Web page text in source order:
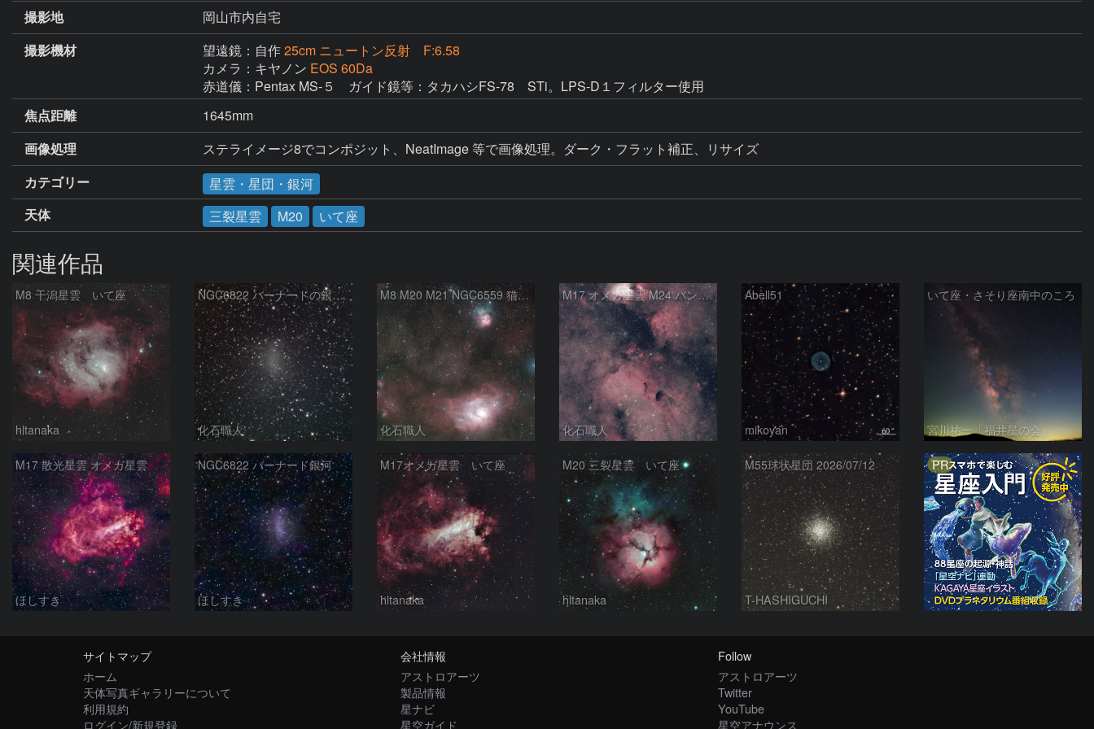
撮影地
岡山市内自宅
撮影機材
望遠鏡：自作25cm ニュートン反射 F:6.58
カメラ：キヤノン EOS 60Da
赤道儀：Pentax MS-５　ガイド鏡等：タカハシFS-78　STi。LPS-D１フィルター使用
焦点距離
1645mm
画像処理
ステライメージ8でコンポジット、NeatImage 等で画像処理。ダーク・フラット補正、リサイズ
カテゴリー
星雲・星団・銀河
天体
三裂星雲 M20 いて座
関連作品
M8 干潟星雲 いて座
hltanaka
NGC6822 バーナードの銀河 いて座
化石職人
M8 M20 M21 NGC6559 猫の手星雲 いて座
化石職人
M17 オメガ星雲 M24 バンビの横顔 いて座
化石職人
Abell51
mikoyan
いて座・さそり座南中のころ
宮川祐一「福井星の会」
M17 散光星雲 オメガ星雲
ほしすき
NGC6822 バーナード銀河
ほしすき
M17オメガ星雲 いて座
hltanaka
M20 三裂星雲 いて座
hltanaka
M55球状星団 2026/07/12
T-HASHIGUCHI
PR
サイトマップ
ホーム
天体写真ギャラリーについて
利用規約
ログイン/新規登録
会社情報
アストロアーツ
製品情報
星ナビ
星空ガイド
Follow
アストロアーツ
Twitter
YouTube
星空アナウンス